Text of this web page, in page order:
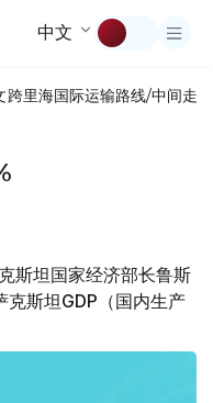
中文
跨里海国际运输路线/中间走廊
斯坦国家经济部长鲁斯
斯坦GDP（国内生产